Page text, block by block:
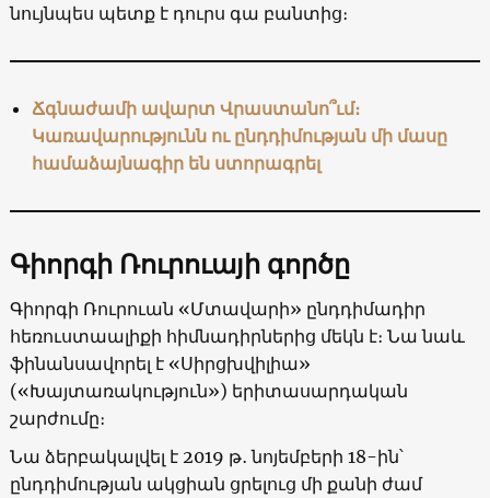
նույնպես պետք է դուրս գա բանտից։
Ճգնաժամի ավարտ Վրաստանո՞ւմ։
Կառավարությունն ու ընդդիմության մի մասը
համաձայնագիր են ստորագրել
Գիորգի Ռուրուայի գործը
Գիորգի Ռուրուան «Մտավարի» ընդդիմադիր
հեռուստաալիքի հիմնադիրներից մեկն է։ Նա նաև
ֆինանսավորել է «Սիրցխվիլիա»
(«Խայտառակություն») երիտասարդական
շարժումը։
Նա ձերբակալվել է 2019 թ․ նոյեմբերի 18-ին՝
ընդդիմության ակցիան ցրելուց մի քանի ժամ